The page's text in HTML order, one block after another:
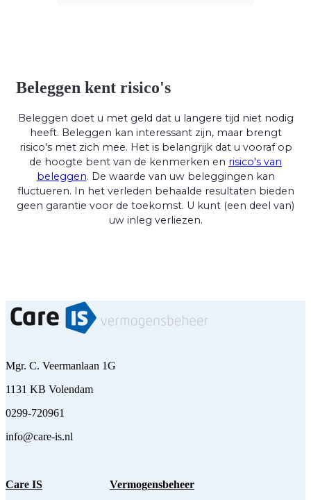
Beleggen kent risico's
Beleggen doet u met geld dat u langere tijd niet nodig
heeft. Beleggen kan interessant zijn, maar brengt
risico's met zich mee. Het is belangrijk dat u vooraf op
de hoogte bent van de kenmerken en risico's van
beleggen. De waarde van uw beleggingen kan
fluctueren. In het verleden behaalde resultaten bieden
geen garantie voor de toekomst. U kunt (een deel van)
uw inleg verliezen.
Mgr. C. Veermanlaan 1G
1131 KB Volendam
0299-720961
info@care-is.nl
Care IS Vermogensbeheer